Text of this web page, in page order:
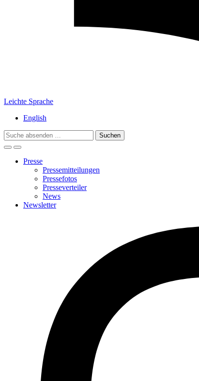
Leichte Sprache
English
Search
for:
Presse
Pressemitteilungen
Pressefotos
Presseverteiler
News
Newsletter